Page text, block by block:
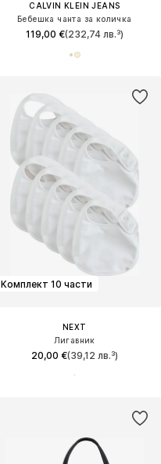
CALVIN KLEIN JEANS
Бебешка чанта за количка
119,00 €(232,74 лв.³)
Комплект 10 части
NEXT
Лигавник
20,00 €(39,12 лв.³)